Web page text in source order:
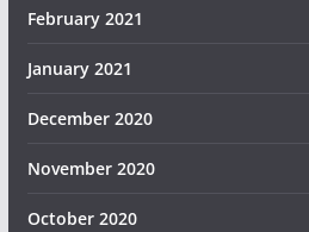
February 2021
January 2021
December 2020
November 2020
October 2020